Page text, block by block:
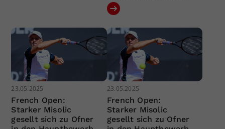
23.05.2025
French Open:
Starker Misolic
gesellt sich zu Ofner
23.05.2025
French Open:
Starker Misolic
gesellt sich zu Ofner